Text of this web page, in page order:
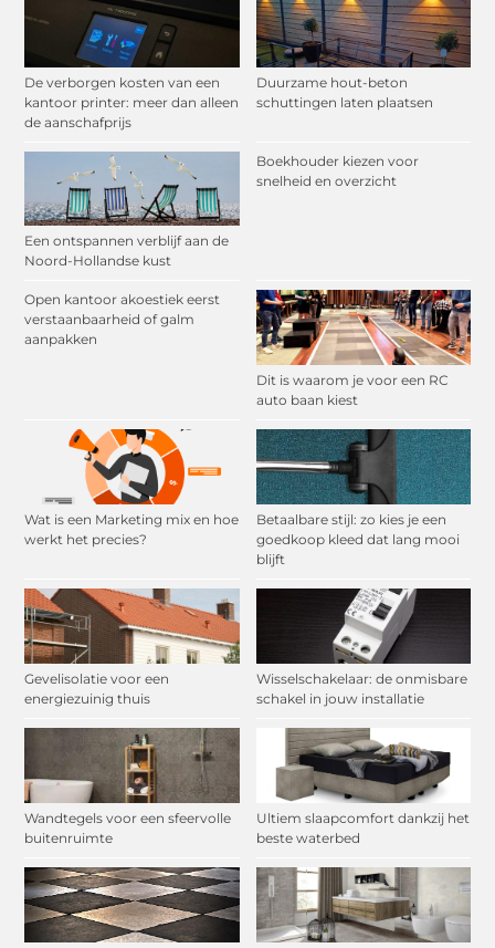
De verborgen kosten van een
kantoor printer: meer dan alleen
de aanschafprijs
Duurzame hout-beton
schuttingen laten plaatsen
Een ontspannen verblijf aan de
Noord-Hollandse kust
Boekhouder kiezen voor
snelheid en overzicht
Open kantoor akoestiek eerst
verstaanbaarheid of galm
aanpakken
Dit is waarom je voor een RC
auto baan kiest
Wat is een Marketing mix en hoe
werkt het precies?
Betaalbare stijl: zo kies je een
goedkoop kleed dat lang mooi
blijft
Gevelisolatie voor een
energiezuinig thuis
Wisselschakelaar: de onmisbare
schakel in jouw installatie
Wandtegels voor een sfeervolle
buitenruimte
Ultiem slaapcomfort dankzij het
beste waterbed